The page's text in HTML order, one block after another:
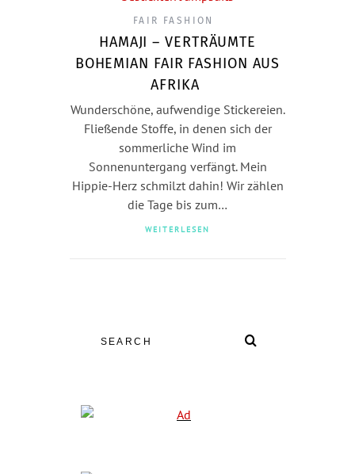
FAIR FASHION
HAMAJI – VERTRÄUMTE
BOHEMIAN FAIR FASHION AUS
AFRIKA
Wunderschöne, aufwendige Stickereien.
Fließende Stoffe, in denen sich der
sommerliche Wind im
Sonnenuntergang verfängt. Mein
Hippie-Herz schmilzt dahin! Wir zählen
die Tage bis zum…
WEITERLESEN